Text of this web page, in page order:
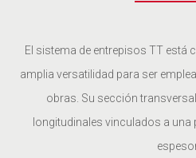
El sistema de entrepisos TT está
amplia versatilidad para ser
obras. Su sección
longitudinales vinculados a una